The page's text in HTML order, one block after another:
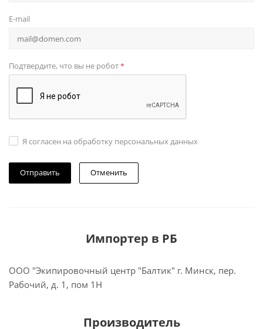
E-mail
Подтвердите, что вы не робот*
Я согласен на обработку персональных данных
Отменить
Импортер в РБ
ООО "Экипировочный центр "Балтик" г. Минск, пер.
Рабочий, д. 1, пом 1Н
Производитель